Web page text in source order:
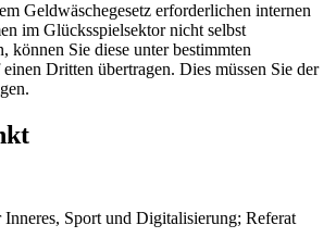
Geldwäschegesetz erforderlichen internen
im Glücksspielsektor nicht selbst
können Sie diese unter bestimmten
Dritten übertragen. Dies müssen Sie der
Sport und Digitalisierung; Referat